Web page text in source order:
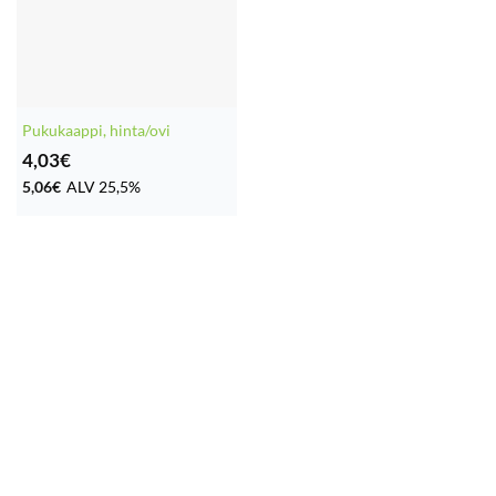
Pukukaappi, hinta/ovi
4,03€
5,06€ ALV 25,5%